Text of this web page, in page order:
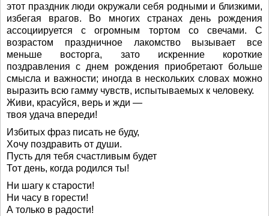
этот праздник люди окружали себя родными и близкими,
избегая врагов. Во многих странах день рождения
ассоциируется с огромным тортом со свечами. С
возрастом праздничное лакомство вызывает все
меньше восторга, зато искренние короткие
поздравления с днем рождения приобретают больше
смысла и важности; иногда в нескольких словах можно
выразить всю гамму чувств, испытываемых к человеку.
Живи, красуйся, верь и жди —
твоя удача впереди!
Избитых фраз писать не буду,
Хочу поздравить от души.
Пусть для тебя счастливым будет
Тот день, когда родился ты!
Ни шагу к старости!
Ни часу в горести!
А только в радости!